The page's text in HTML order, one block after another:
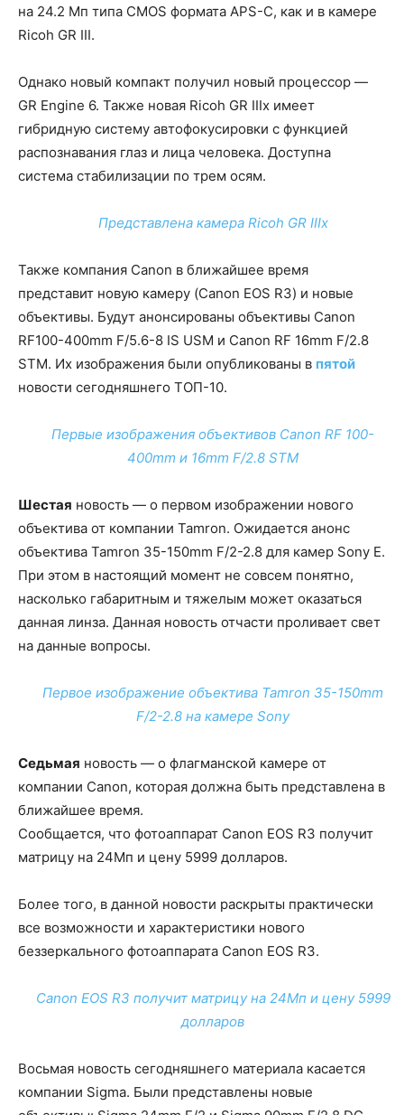
на 24.2 Мп типа CMOS формата APS-C, как и в камере
Ricoh GR III.
Однако новый компакт получил новый процессор —
GR Engine 6. Также новая Ricoh GR IIIx имеет
гибридную систему автофокусировки с функцией
распознавания глаз и лица человека. Доступна
система стабилизации по трем осям.
Представлена камера Ricoh GR IIIx
Также компания Canon в ближайшее время
представит новую камеру (Canon EOS R3) и новые
объективы. Будут анонсированы объективы Canon
RF100-400mm F/5.6-8 IS USM и Canon RF 16mm F/2.8
STM. Их изображения были опубликованы в пятой
новости сегодняшнего ТОП-10.
Первые изображения объективов Canon RF 100-
400mm и 16mm F/2.8 STM
Шестая новость — о первом изображении нового
объектива от компании Tamron. Ожидается анонс
объектива Tamron 35-150mm F/2-2.8 для камер Sony E.
При этом в настоящий момент не совсем понятно,
насколько габаритным и тяжелым может оказаться
данная линза. Данная новость отчасти проливает свет
на данные вопросы.
Первое изображение объектива Tamron 35-150mm
F/2-2.8 на камере Sony
Седьмая новость — о флагманской камере от
компании Canon, которая должна быть представлена в
ближайшее время.
Сообщается, что фотоаппарат Canon EOS R3 получит
матрицу на 24Мп и цену 5999 долларов.
Более того, в данной новости раскрыты практически
все возможности и характеристики нового
беззеркального фотоаппарата Canon EOS R3.
Canon EOS R3 получит матрицу на 24Мп и цену 5999
долларов
Восьмая новость сегодняшнего материала касается
компании Sigma. Были представлены новые